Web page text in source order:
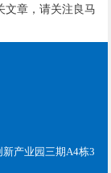
文章，请关注良马
产业园三期A4栋3